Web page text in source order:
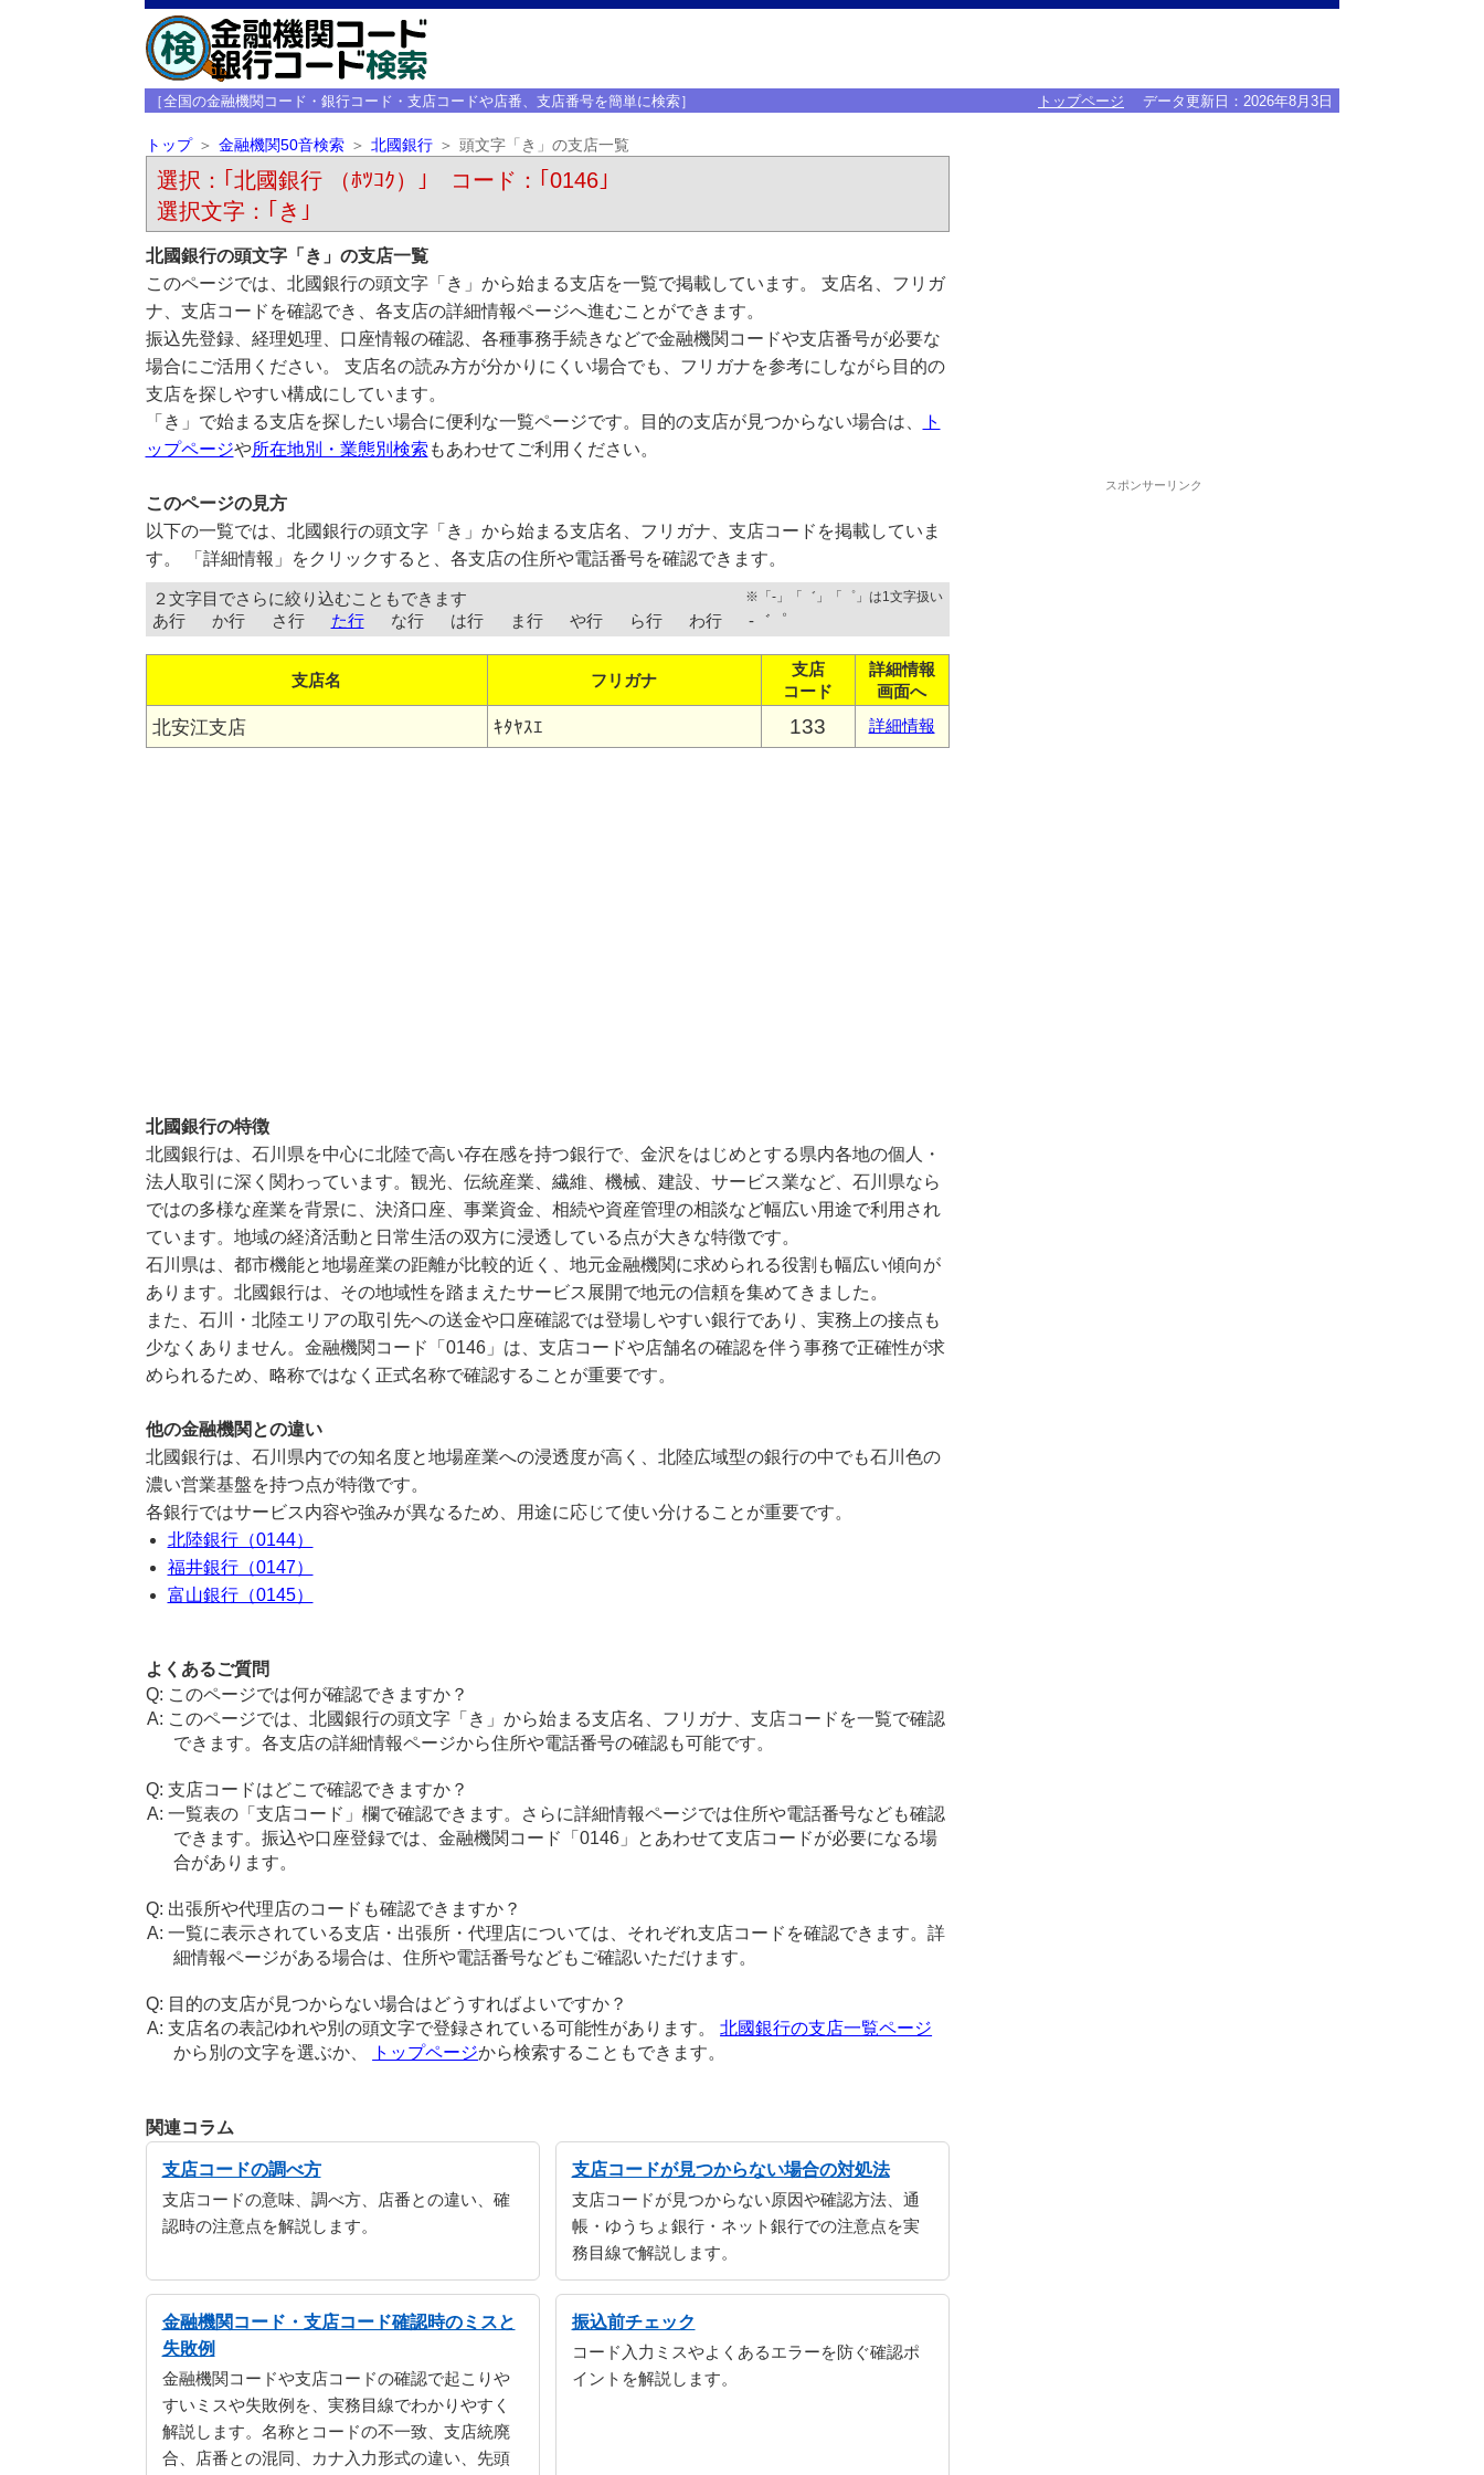
［全国の金融機関コード・銀行コード・支店コードや店番、支店番号を簡単に検索］ トップページ データ更新日： 2026年8月3日
トップ 金融機関50音検索 北國銀行 頭文字「き」の支店一覧
選択：｢北國銀行 （ﾎﾂｺｸ）｣ コード：｢0146｣
選択文字：｢き｣
北國銀行の頭文字「き」の支店一覧
このページでは、北國銀行の頭文字「き」から始まる支店を一覧で掲載しています。 支店名、フリガ
ナ、支店コードを確認でき、各支店の詳細情報ページへ進むことができます。
振込先登録、経理処理、口座情報の確認、各種事務手続きなどで金融機関コードや支店番号が必要な
場合にご活用ください。 支店名の読み方が分かりにくい場合でも、フリガナを参考にしながら目的の
支店を探しやすい構成にしています。
「き」で始まる支店を探したい場合に便利な一覧ページです。目的の支店が見つからない場合は、
ト
ップページや所在地別・業態別検索 もあわせてご利用ください。
このページの見方
以下の一覧では、北國銀行の頭文字「き」から始まる支店名、フリガナ、支店コードを掲載していま
す。 「詳細情報」をクリックすると、各支店の住所や電話番号を確認できます。
２文字目でさらに絞り込むこともできます ※「-」「゛」「゜」は1文字扱い
あ行 か行 さ行 た行 な行 は行 ま行 や行 ら行 わ行 -゛゜
支店名 フリガナ
支店
コード
詳細情報
画面へ
北安江支店 ｷﾀﾔｽｴ 133 詳細情報
北國銀行の特徴
北國銀行は、石川県を中心に北陸で高い存在感を持つ銀行で、金沢をはじめとする県内各地の個人・
法人取引に深く関わっています。観光、伝統産業、繊維、機械、建設、サービス業など、石川県なら
ではの多様な産業を背景に、決済口座、事業資金、相続や資産管理の相談など幅広い用途で利用され
ています。地域の経済活動と日常生活の双方に浸透している点が大きな特徴です。
石川県は、都市機能と地場産業の距離が比較的近く、地元金融機関に求められる役割も幅広い傾向が
あります。北國銀行は、その地域性を踏まえたサービス展開で地元の信頼を集めてきました。
また、石川・北陸エリアの取引先への送金や口座確認では登場しやすい銀行であり、実務上の接点も
少なくありません。金融機関コード「0146」は、支店コードや店舗名の確認を伴う事務で正確性が求
められるため、略称ではなく正式名称で確認することが重要です。
他の金融機関との違い
北國銀行は、石川県内での知名度と地場産業への浸透度が高く、北陸広域型の銀行の中でも石川色の
濃い営業基盤を持つ点が特徴です。
各銀行ではサービス内容や強みが異なるため、用途に応じて使い分けることが重要です。
北陸銀行（0144）
福井銀行（0147）
富山銀行（0145）
よくあるご質問
このページでは何が確認できますか？
このページでは、北國銀行の頭文字「き」から始まる支店名、フリガナ、支店コードを一覧で確認
できます。各支店の詳細情報ページから住所や電話番号の確認も可能です。
支店コードはどこで確認できますか？
一覧表の「支店コード」欄で確認できます。さらに詳細情報ページでは住所や電話番号なども確認
できます。振込や口座登録では、金融機関コード「0146」とあわせて支店コードが必要になる場
合があります。
出張所や代理店のコードも確認できますか？
一覧に表示されている支店・出張所・代理店については、それぞれ支店コードを確認できます。詳
細情報ページがある場合は、住所や電話番号などもご確認いただけます。
目的の支店が見つからない場合はどうすればよいですか？
支店名の表記ゆれや別の頭文字で登録されている可能性があります。北國銀行の支店一覧ページ
から別の文字を選ぶか、
トップページから検索することもできます。
関連コラム
支店コードの調べ方
支店コードの意味、調べ方、店番との違い、確
認時の注意点を解説します。
支店コードが見つからない場合の対処法
支店コードが見つからない原因や確認方法、通
帳・ゆうちょ銀行・ネット銀行での注意点を実
務目線で解説します。
金融機関コード・支店コード確認時のミスと
失敗例
金融機関コードや支店コードの確認で起こりや
すいミスや失敗例を、実務目線でわかりやすく
解説します。名称とコードの不一致、支店統廃
合、店番との混同、カナ入力形式の違い、先頭
振込前チェック
コード入力ミスやよくあるエラーを防ぐ確認ポ
イントを解説します。
スポンサーリンク